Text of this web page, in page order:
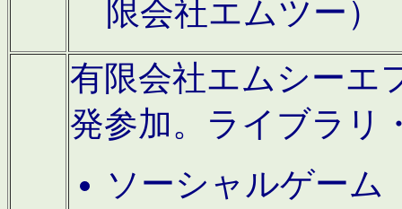
限会社エムツー）
有限会社エムシーエ
発参加。ライブラリ
ソーシャルゲーム